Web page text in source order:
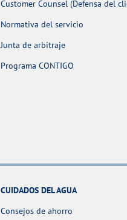
Customer Counsel (Defensa del
Normativa del servicio
Junta de arbitraje
Programa CONTIGO
CUIDADOS DEL AGUA
Consejos de ahorro